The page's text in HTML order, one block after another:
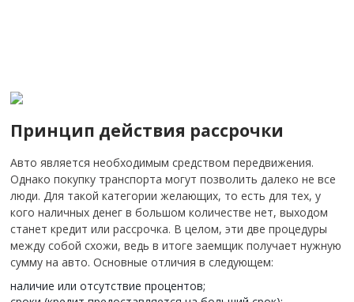
Принцип действия рассрочки
Авто является необходимым средством передвижения.
Однако покупку транспорта могут позволить далеко не все
люди. Для такой категории желающих, то есть для тех, у
кого наличных денег в большом количестве нет, выходом
станет кредит или рассрочка. В целом, эти две процедуры
между собой схожи, ведь в итоге заемщик получает нужную
сумму на авто. Основные отличия в следующем:
наличие или отсутствие процентов;